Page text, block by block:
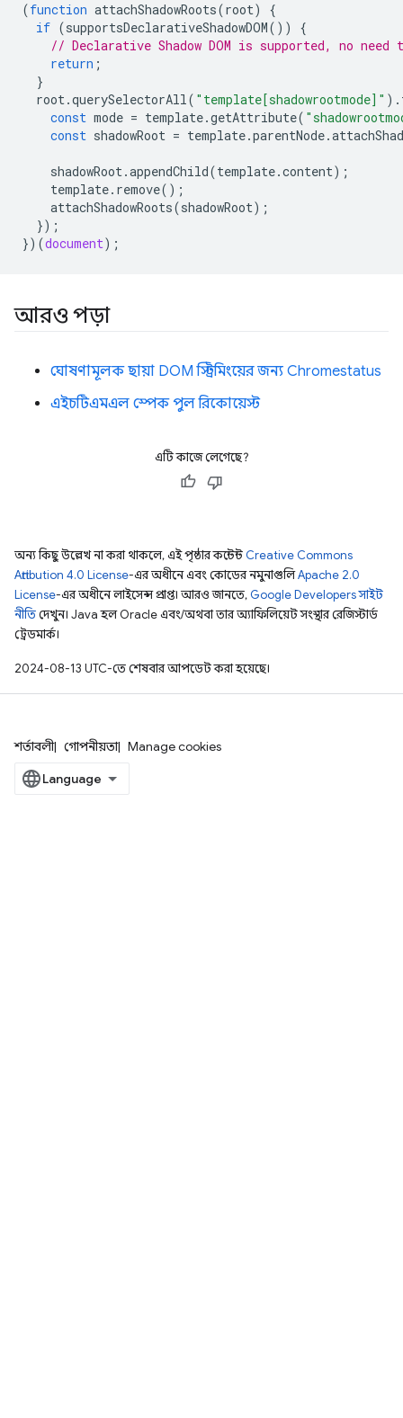
(function attachShadowRoots(root)
{
if (supportsDeclarativeShadowDOM())
{
// Declarative Shadow DOM is supported, no
return ;
}
root.querySelectorAll( "template[shadowrootmode]" ).
const mode = template.getAttribute(
const shadowRoot = template.parentNode.
shadowRoot.appendChild(template.content);
template. remove();
attachShadowRoots(shadowRoot);
});
})(document);
আরও পড়া
ঘোষণামূলক ছায়া DOM স্ট্রিমিংয়ের জন্য Chromestatus
এইচটিএমএল স্পেক পুল রিকোয়েস্ট
এটি কাজে লেগেছে?
অন্য কিছু উল্লেখ না করা থাকলে, এই পৃষ্ঠার কন্টেন্ট Creative Commons
Attribution 4.0 License-এর অধীনে এবং কোডের নমুনাগুলিApache 2.0
License-এর অধীনে লাইসেন্স প্রাপ্ত। আরও জানতে, Google Developers সাইট
নীতিদেখুন। Java হল Oracle এবং/অথবা তার অ্যাফিলিয়েট সংস্থার রেজিস্টার্ড
ট্রেডমার্ক।
2024-08-13 UTC-তে শেষবার আপডেট করা হয়েছে।
শর্তাবলী গোপনীয়তা Manage cookies